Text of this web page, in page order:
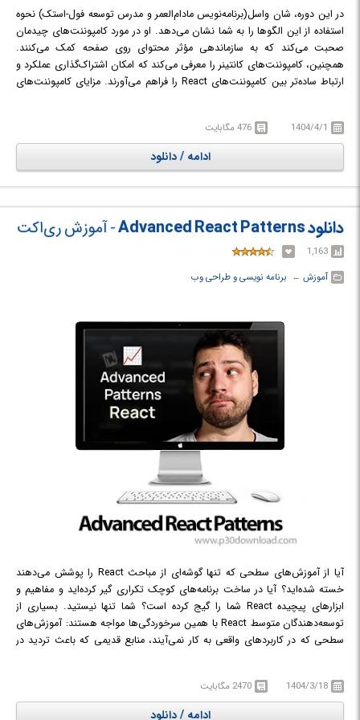
در این دوره، شان واسل(برنامه‌نویس مادام‌العمر و مدرس توسعه فول-استک) نحوه
استفاده از این الگوها را به شما نشان می‌دهد. او در مورد کامپوننت‌های چیدمان
صحبت می‌کند که به سازماندهی مؤثر محتوای روی صفحه کمک می‌کنند.
همچنین، کامپوننت‌های کانتینر را معرفی می‌کند که امکان اشتراک‌گذاری عملکرد و
ارتباط ساده‌تر بین کامپوننت‌های React را فراهم می‌آورند. مزایای کامپوننت‌های
آموزش داده می‌شود. این دوره به مفاهیم برنامه‌نویسی تابعی و نحوه کاربرد آن‌ها
در React می‌پردازد و در نهایت، یادگیری شما با مثال‌های عملی تثبیت می‌شود. در
پایان این دوره، ابزارهای اساسی برای ایجاد برنامه‌های React به صورت کارآمد و
مؤثر را خواهید داشت.
1404/4/1 476 مگابایت
ادامه / دانلود
دانلود Advanced React Patterns - آموزش ری‌اکت
1,163
آموزش ← ‏ برنامه نویسی و طراحی وب
آیا از آموزش‌های سطحی که تنها گوشه‌ای از مباحث React را پوشش می‌دهند
خسته شده‌اید؟ آیا در ساخت برنامه‌های کوچک تکراری گیر کرده‌اید و مفاهیم و
ابزارهای پیچیده React شما را گیج کرده است؟ شما تنها نیستید. بسیاری از
توسعه‌دهندگان متوسط React با همین سرخوردگی‌ها مواجه هستند: آموزش‌های
سطحی که در کاربردهای واقعی به کار نمی‌آیند، منابع قدیمی که باعث تردید در
این یک دوره‌ی مبتدی دیگر نیست که اصول اولیه را تکرار کند. این آموزش
1404/3/18 2470 مگابایت
ادامه / دانلود